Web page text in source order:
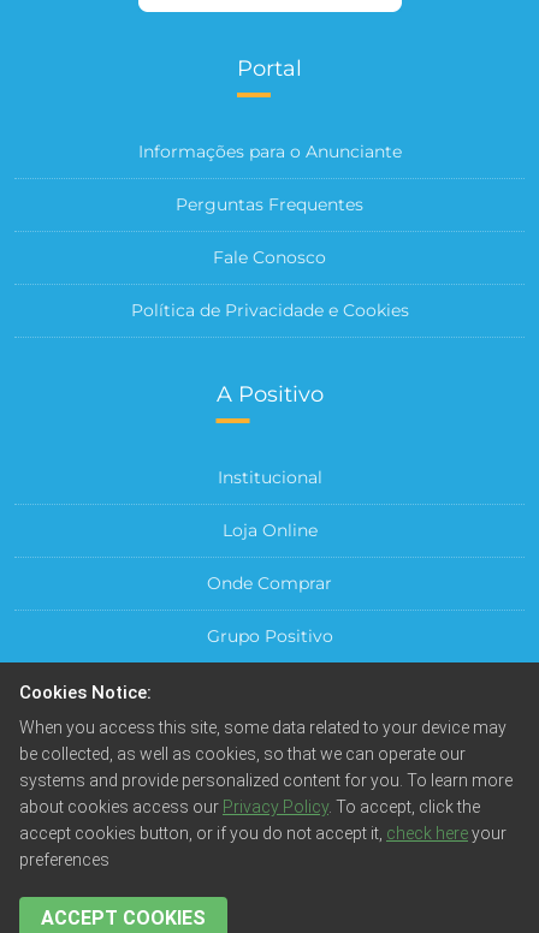
Portal
Informações para o Anunciante
Perguntas Frequentes
Fale Conosco
Política de Privacidade e Cookies
A Positivo
Institucional
Loja Online
Onde Comprar
Grupo Positivo
Central do Cliente
Lei da Informática.
Cookies Notice:
When you access this site, some data related to your device may
be collected, as well as cookies, so that we can operate our
systems and provide personalized content for you. To learn more
about cookies access our Privacy Policy. To accept, click the
accept cookies button, or if you do not accept it, check hereyour
preferences
ACCEPT COOKIES